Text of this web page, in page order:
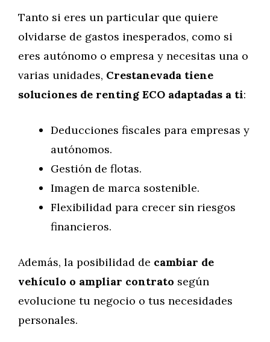
Tanto si eres un particular que quiere
olvidarse de gastos inesperados, como si
eres autónomo o empresa y necesitas una o
varias unidades, Crestanevada tiene
soluciones de renting ECO adaptadas a ti:
Deducciones fiscales para empresas y
autónomos.
Gestión de flotas.
Imagen de marca sostenible.
Flexibilidad para crecer sin riesgos
financieros.
Además, la posibilidad de cambiar de
vehículo o ampliar contrato según
evolucione tu negocio o tus necesidades
personales.